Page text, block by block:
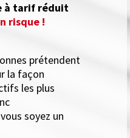
à tarif réduit
risque !
prétendent
la façon
les plus
soyez un